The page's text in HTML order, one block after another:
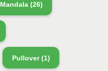
Mandala(26)
Pullover(1)